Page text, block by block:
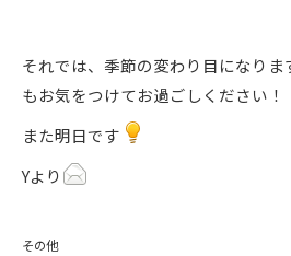
それでは、季節の変わり目になり
もお気をつけてお過ごしください！
また明日です
Yより
その他